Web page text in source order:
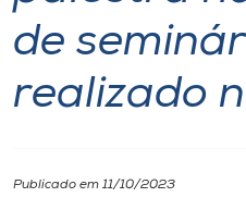
Atendimento ao
Portal de Ensino
de
realizado
Publicado em 11/10/2023